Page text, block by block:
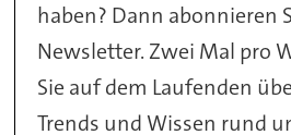
haben? Dann abonnieren
Newsletter. Zwei Mal pro
Sie auf dem Laufenden
Trends und Wissen rund